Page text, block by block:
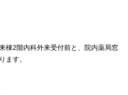
棟2階内科外来受付前と、院内薬局窓
ます。